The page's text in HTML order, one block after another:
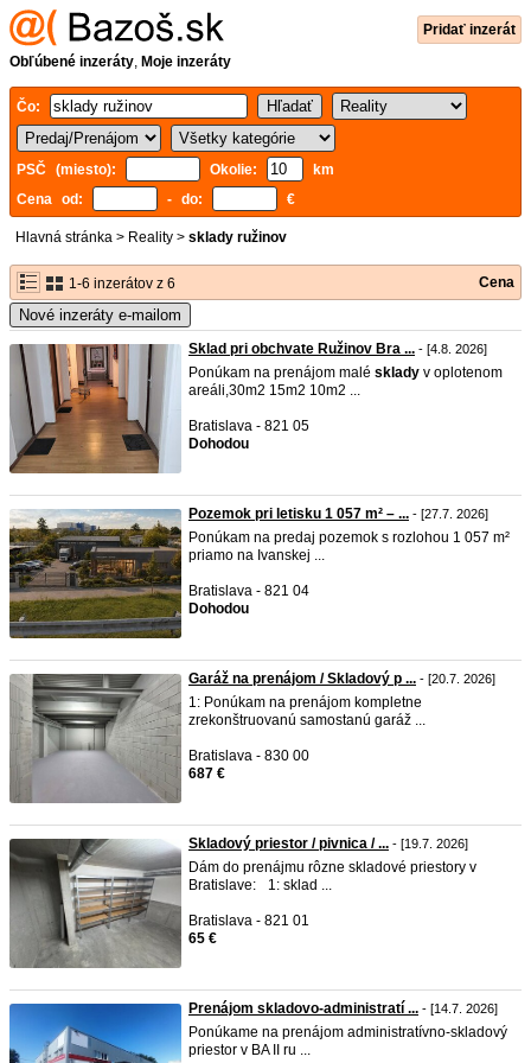
Pridať inzerát
Obľúbené inzeráty, Moje inzeráty
Čo:
PSČ (miesto): Okolie:
km
Cena od:
- do: €
Hlavná stránka > Reality > sklady ružinov
1-6 inzerátov z 6 Cena
Nové inzeráty e-mailom
Sklad pri obchvate Ružinov Bra ... - [4.8. 2026]
Ponúkam na prenájom malé sklady v oplotenom
areáli,30m2 15m2 10m2 ...
Bratislava - 821 05
Dohodou
Pozemok pri letisku 1 057 m² – ... - [27.7. 2026]
Ponúkam na predaj pozemok s rozlohou 1 057 m²
priamo na Ivanskej ...
Bratislava - 821 04
Dohodou
Garáž na prenájom / Skladový p ... - [20.7. 2026]
1: Ponúkam na prenájom kompletne
zrekonštruovanú samostanú garáž ...
Bratislava - 830 00
687 €
Skladový priestor / pivnica / ... - [19.7. 2026]
Dám do prenájmu rôzne skladové priestory v
Bratislave: 1: sklad ...
Bratislava - 821 01
65 €
Prenájom skladovo-administratí ... - [14.7. 2026]
Ponúkame na prenájom administratívno-skladový
priestor v BA II ru ...